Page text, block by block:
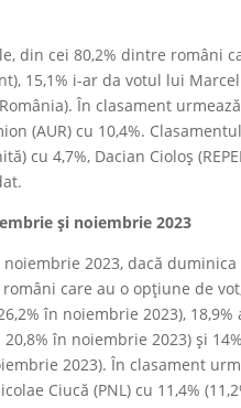
din cei 80,2% dintre români
15,1% i-ar da votul lui Marcel
În clasament
(AUR) cu 10,4%.
cu 4,7%, Dacian Cioloș
și noiembrie 2023
2023, dacă
care au o opțiune de
în noiembrie 2023),
în noiembrie 2023) și
2023). În clasament
Ciucă (PNL) cu 11,4%